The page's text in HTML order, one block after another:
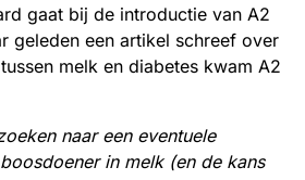
gaat bij de introductie van A2
geleden een artikel schreef over
melk en diabetes kwam A2
naar een eventuele
in melk (en de kans